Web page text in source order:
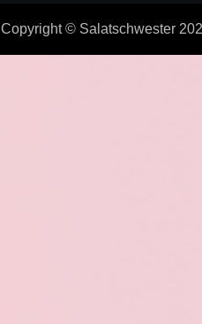
Copyright © Salatschwester